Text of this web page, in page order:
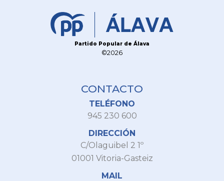
Partido Popular de Álava
©2026
CONTACTO
TELÉFONO
945 230 600
DIRECCIÓN
C/Olaguibel 2 1º
01001 Vitoria-Gasteiz
MAIL